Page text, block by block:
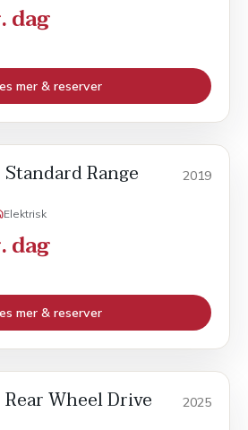
dag
mer & reserver
Range 2019
Elektrisk
dag
mer & reserver
Wheel Drive 2025